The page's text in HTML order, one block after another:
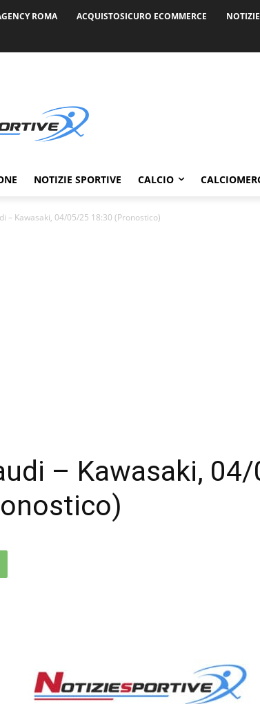
ROMA ACQUISTOSICURO ECOMMERCE
NOTIZIE SPORTIVE CALCIO
– Kawasaki, 04/05/25 18:30 (Pronostico)
– Kawasaki,